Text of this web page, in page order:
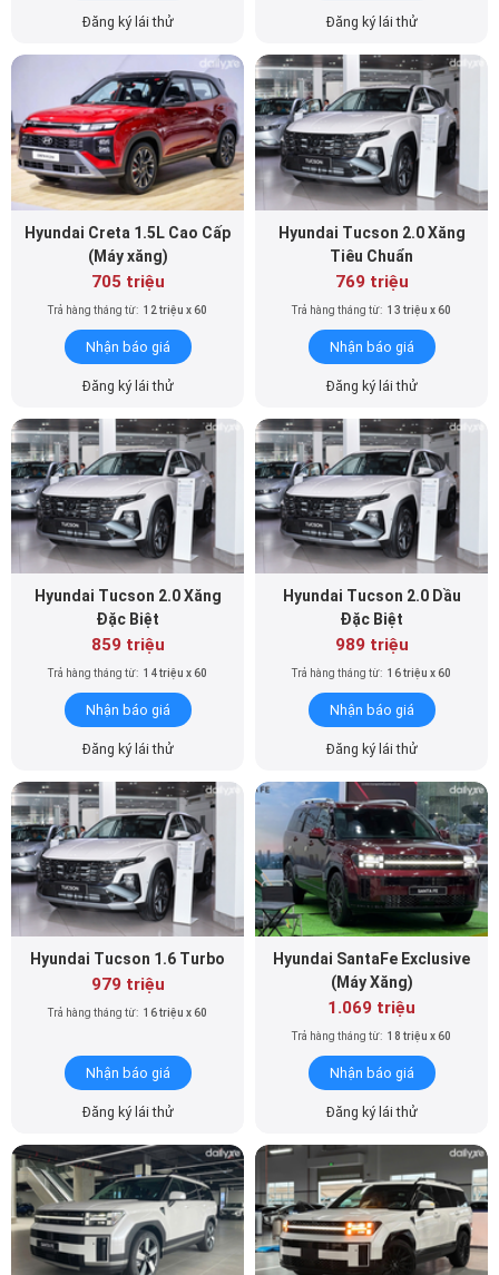
Đăng ký lái thử Đăng ký lái thử
Hyundai Creta 1.5L Cao Cấp
(Máy xăng)
705 triệu
Trả hàng tháng từ: 12 triệu x 60
Nhận báo giá
Đăng ký lái thử
Hyundai Tucson 2.0 Xăng
Tiêu Chuẩn
769 triệu
Trả hàng tháng từ: 13 triệu x 60
Nhận báo giá
Đăng ký lái thử
Hyundai Tucson 2.0 Xăng
Đặc Biệt
859 triệu
Trả hàng tháng từ: 14 triệu x 60
Nhận báo giá
Đăng ký lái thử
Hyundai Tucson 2.0 Dầu
Đặc Biệt
989 triệu
Trả hàng tháng từ: 16 triệu x 60
Nhận báo giá
Đăng ký lái thử
Hyundai Tucson 1.6 Turbo
979 triệu
Trả hàng tháng từ: 16 triệu x 60
Nhận báo giá
Đăng ký lái thử
Hyundai SantaFe Exclusive
(Máy Xăng)
1.069 triệu
Trả hàng tháng từ: 18 triệu x 60
Nhận báo giá
Đăng ký lái thử